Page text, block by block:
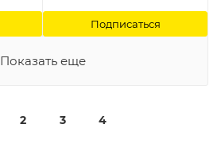
Подписаться
Показать еще
2 3 4